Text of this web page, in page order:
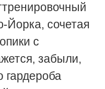
Йорка, сочетая
с
забыли,
гардероба